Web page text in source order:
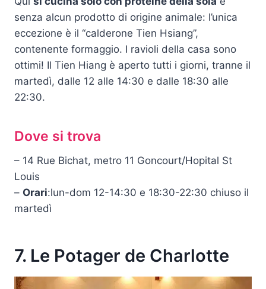
senza alcun prodotto di origine animale: l’unica
eccezione è il “calderone Tien Hsiang”,
contenente formaggio. I ravioli della casa sono
ottimi! Il Tien Hiang è aperto tutti i giorni, tranne il
martedì, dalle 12 alle 14:30 e dalle 18:30 alle
22:30.
Dove si trova
– 14 Rue Bichat, metro 11 Goncourt/Hopital St
Louis
– Orari:lun-dom 12-14:30 e 18:30-22:30 chiuso il
martedì
7. Le Potager de Charlotte